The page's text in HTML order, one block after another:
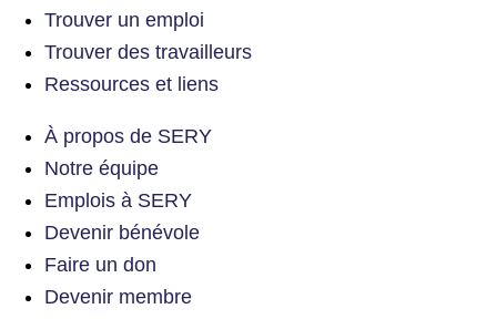
Trouver un emploi
Trouver des travailleurs
Ressources et liens
À propos de SERY
Notre équipe
Emplois à SERY
Devenir bénévole
Faire un don
Devenir membre